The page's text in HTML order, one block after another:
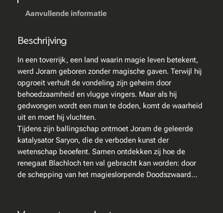
m
a
n
–
S
c
h
e
p
p
i
n
Aanvullende informatie
Beschrijving
In een toverrijk, een land waarin magie leven betekent,
werd Joram geboren zonder magische gaven. Terwijl hij
opgroeit verhult de vondeling zijn geheim door
behoedzaamheid en vlugge vingers. Maar als hij
gedwongen wordt een man te doden, komt de waarheid
uit en moet hij vluchten.
Tijdens zijn ballingschap ontmoet Joram de geleerde
katalysator Saryon, die de verboden kunst der
wetenschap beoefent. Samen ontdekken zij hoe de
renegaat Blachloch ten val gebracht kan worden: door
de schepping van het magieslorpende Doodszwaard…